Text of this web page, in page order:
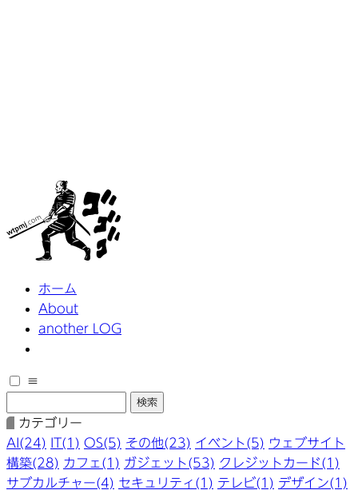
ホーム
About
another LOG
≡
カテゴリー
AI(24)
IT(1) OS(5) その他(23) イベント(5) ウェブサイト
構築(28) カフェ(1) ガジェット(53) クレジットカード(1)
サブカルチャー(4) セキュリティ(1) テレビ(1) デザイン(1)